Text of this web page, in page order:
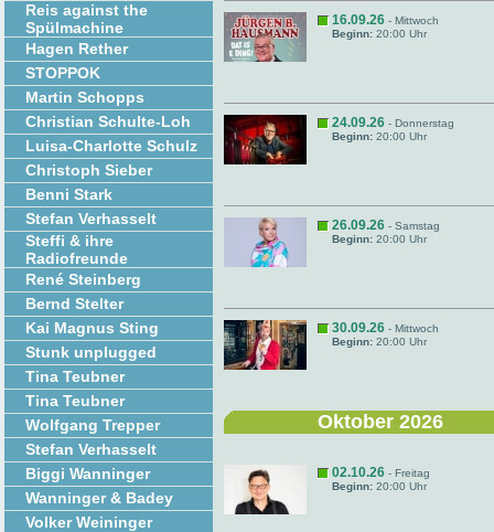
Reis against the
Spülmachine
Hagen Rether
STOPPOK
Martin Schopps
Christian Schulte-Loh
Luisa-Charlotte Schulz
Christoph Sieber
Benni Stark
Stefan Verhasselt
Steffi & ihre
Radiofreunde
René Steinberg
Bernd Stelter
Kai Magnus Sting
Stunk unplugged
Tina Teubner
Tina Teubner
Wolfgang Trepper
Stefan Verhasselt
Biggi Wanninger
Wanninger & Badey
Volker Weininger
16.09.26 - Mittwoch
Beginn: 20:00 Uhr
24.09.26 - Donnerstag
Beginn: 20:00 Uhr
26.09.26 - Samstag
Beginn: 20:00 Uhr
30.09.26 - Mittwoch
Beginn: 20:00 Uhr
Oktober 2026
02.10.26 - Freitag
Beginn: 20:00 Uhr